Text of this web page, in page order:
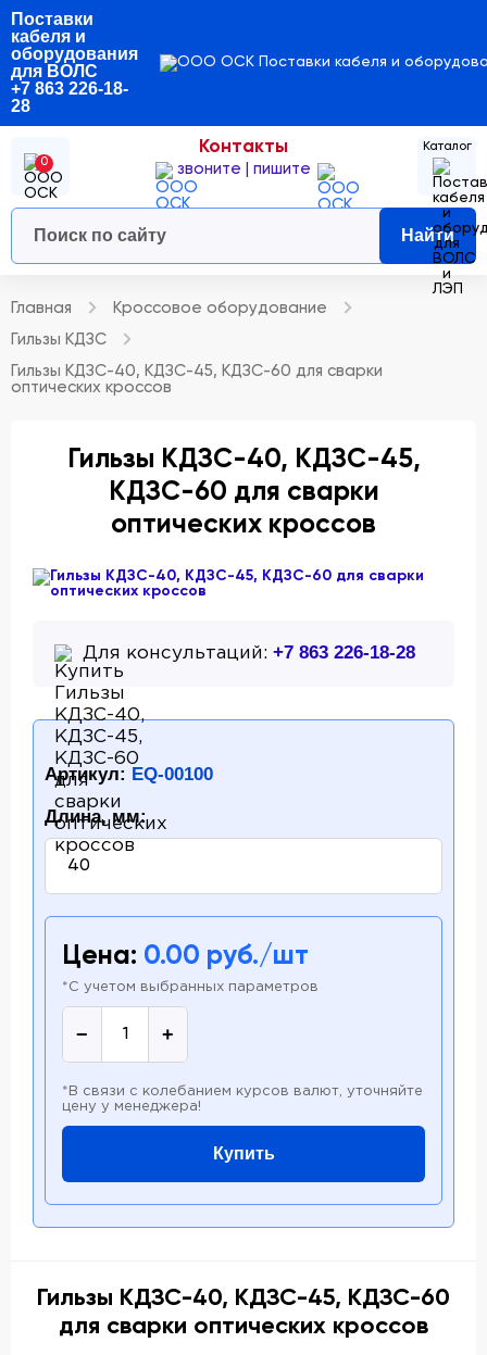
Поставки
кабеля и
оборудования
для ВОЛС
+7 863 226-18-
28
0
Контакты
звоните | пишите
Найти
Главная
Кроссовое оборудование
Гильзы КДЗС
Гильзы КДЗС-40, КДЗС-45, КДЗС-60 для сварки
оптических кроссов
Гильзы КДЗС-40, КДЗС-45,
КДЗС-60 для сварки
оптических кроссов
Для консультаций: +7 863 226-18-28
Артикул: EQ-00100
Длина, мм:
Цена: 0.00 руб./шт
*С учетом выбранных параметров
− +
*В связи с колебанием курсов валют, уточняйте
цену у менеджера!
Купить
Гильзы КДЗС-40, КДЗС-45, КДЗС-60
для сварки оптических кроссов